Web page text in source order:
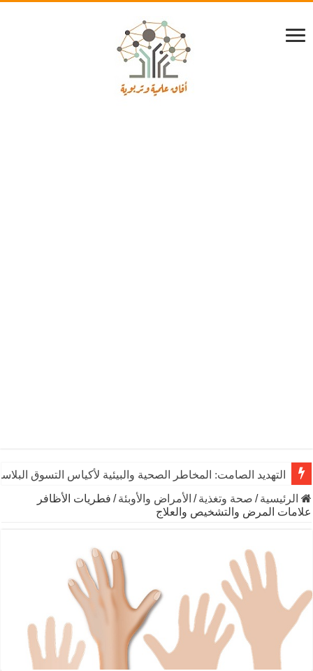
التهديد الصامت: المخاطر الصحية والبيئية لأكياس التسوق
الرئيسية / صحة وتغذية / الأمراض والأوبئة / فطريات الأظافر
علامات المرض والتشخيص والعلاج